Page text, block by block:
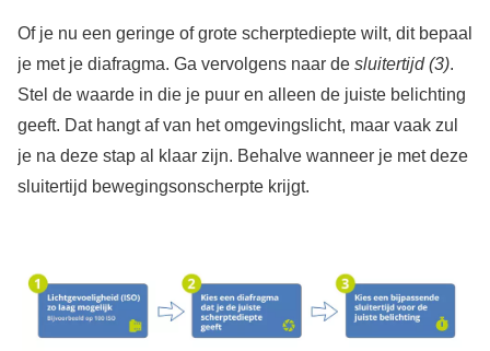
Of je nu een geringe of grote scherptediepte wilt, dit bepaal
je met je diafragma. Ga vervolgens naar de sluitertijd (3).
Stel de waarde in die je puur en alleen de juiste belichting
geeft. Dat hangt af van het omgevingslicht, maar vaak zul
je na deze stap al klaar zijn. Behalve wanneer je met deze
sluitertijd bewegingsonscherpte krijgt.